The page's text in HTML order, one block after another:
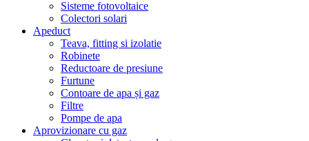
Sisteme fotovoltaice
Colectori solari
Apeduct
Teava, fitting si izolatie
Robinete
Reductoare de presiune
Furtune
Contoare de apa și gaz
Filtre
Pompe de apa
Aprovizionare cu gaz